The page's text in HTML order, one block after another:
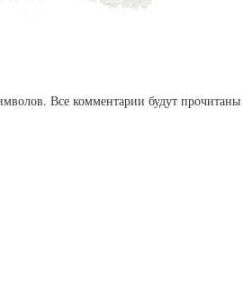
Все комментарии будут прочитаны